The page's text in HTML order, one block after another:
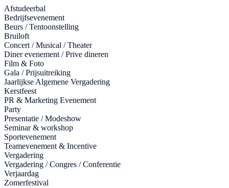
Afstudeerbal
Bedrijfsevenement
Beurs / Tentoonstelling
Bruiloft
Concert / Musical / Theater
Diner evenement / Prive dineren
Film & Foto
Gala / Prijsuitreiking
Jaarlijkse Algemene Vergadering
Kerstfeest
PR & Marketing Evenement
Party
Presentatie / Modeshow
Seminar & workshop
Sportevenement
Teamevenement & Incentive
Vergadering
Vergadering / Congres / Conferentie
Verjaardag
Zomerfestival